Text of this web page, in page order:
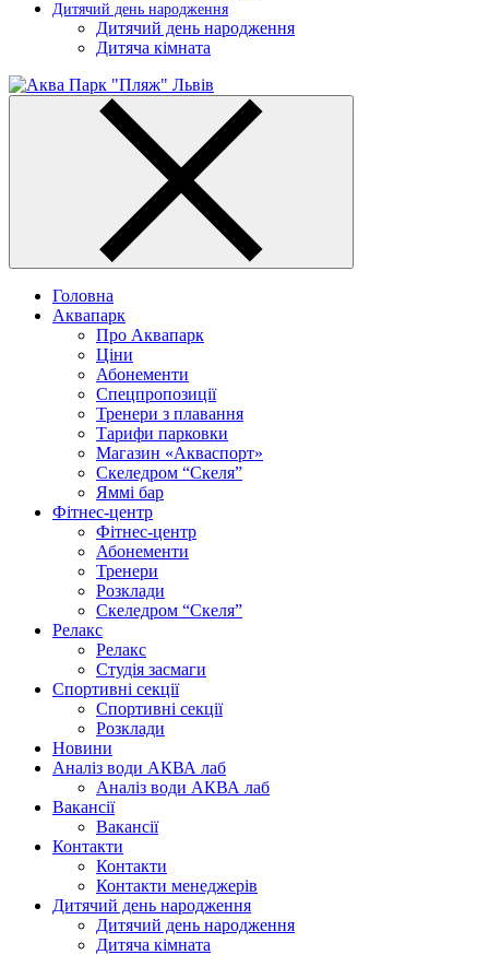
Дитячий день народження
Дитячий день народження
Дитяча кімната
Головна
Аквапарк
Про Аквапарк
Ціни
Абонементи
Спецпропозиції
Тренери з плавання
Тарифи парковки
Магазин «Акваспорт»
Скеледром “Скеля”
Яммі бар
Фітнес-центр
Фітнес-центр
Абонементи
Тренери
Розклади
Скеледром “Скеля”
Релакс
Релакс
Студія засмаги
Спортивні секції
Спортивні секції
Розклади
Новини
Аналіз води АКВА лаб​
Аналіз води АКВА лаб​
Вакансії
Вакансії
Контакти
Контакти
Контакти менеджерів
Дитячий день народження
Дитячий день народження
Дитяча кімната